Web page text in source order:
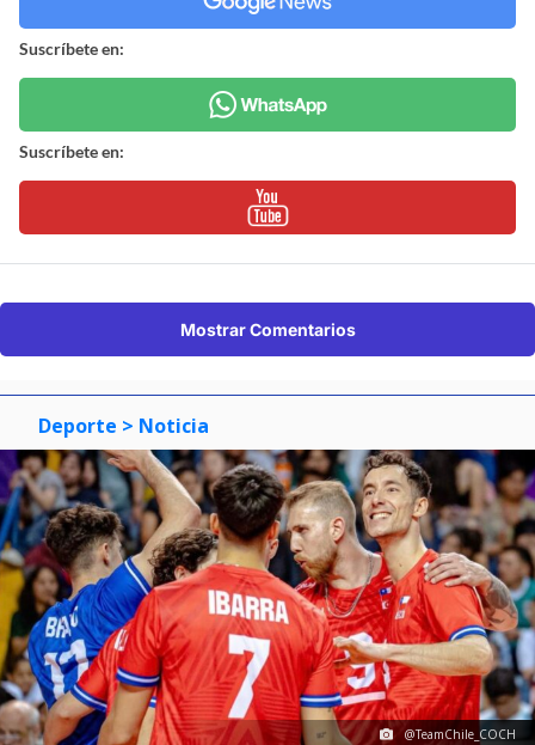
Suscríbete en:
Suscríbete en:
Mostrar Comentarios
Deporte > Noticia
@TeamChile_COCH